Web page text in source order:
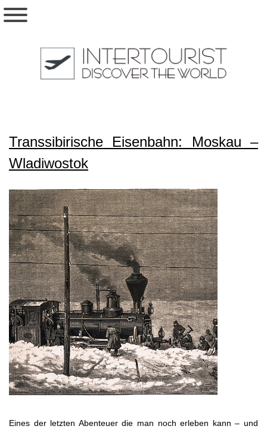
Transsibirische Eisenbahn: Moskau –
Wladiwostok
Eines der letzten Abenteuer die man noch erleben kann – und